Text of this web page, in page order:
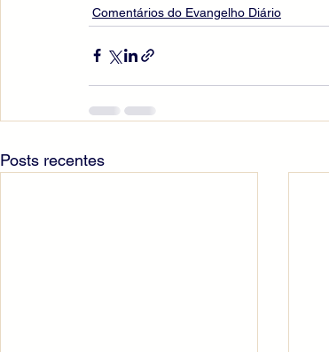
Comentários do Evangelho Diário
Posts recentes